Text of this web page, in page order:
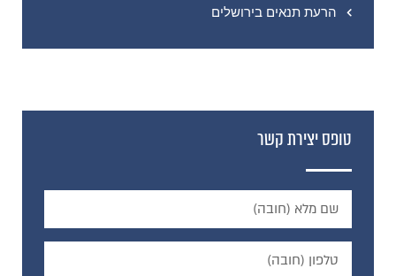
הרעת תנאים בירושלים
טופס יצירת קשר